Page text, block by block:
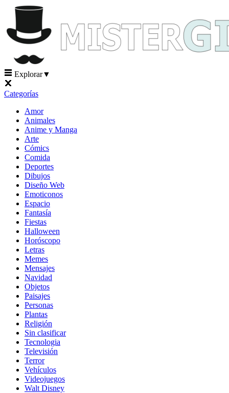
Explorar▼
Categorías
Amor
Animales
Anime y Manga
Arte
Cómics
Comida
Deportes
Dibujos
Diseño Web
Emoticonos
Espacio
Fantasía
Fiestas
Halloween
Horóscopo
Letras
Memes
Mensajes
Navidad
Objetos
Paisajes
Personas
Plantas
Religión
Sin clasificar
Tecnologia
Televisión
Terror
Vehículos
Videojuegos
Walt Disney